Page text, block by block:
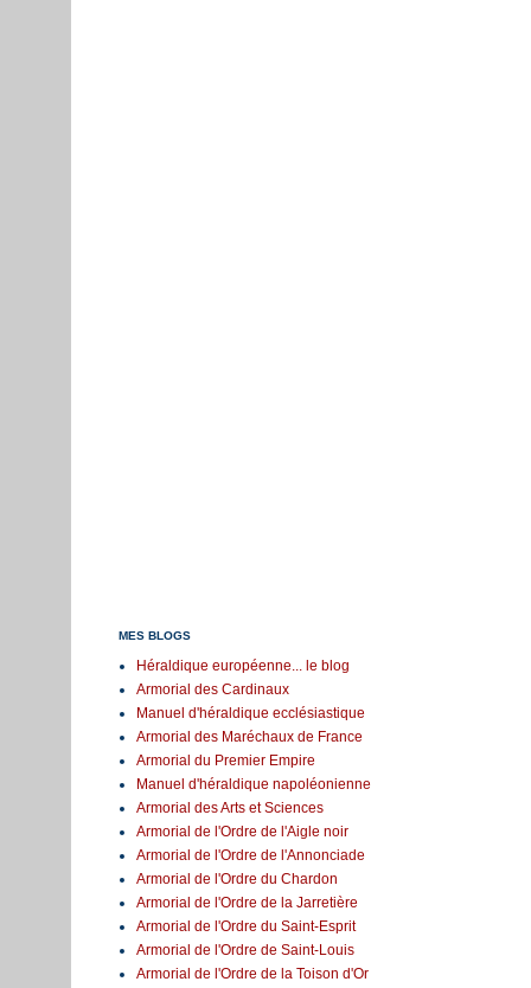
MES BLOGS
Héraldique européenne... le blog
Armorial des Cardinaux
Manuel d'héraldique ecclésiastique
Armorial des Maréchaux de France
Armorial du Premier Empire
Manuel d'héraldique napoléonienne
Armorial des Arts et Sciences
Armorial de l'Ordre de l'Aigle noir
Armorial de l'Ordre de l'Annonciade
Armorial de l'Ordre du Chardon
Armorial de l'Ordre de la Jarretière
Armorial de l'Ordre du Saint-Esprit
Armorial de l'Ordre de Saint-Louis
Armorial de l'Ordre de la Toison d'Or